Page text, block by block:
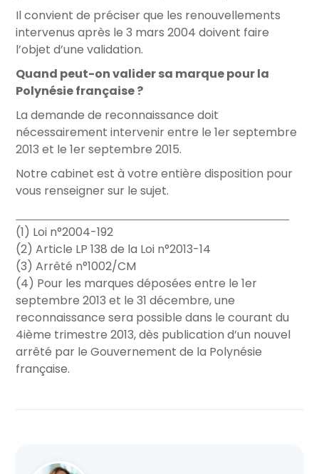
Il convient de préciser que les renouvellements
intervenus après le 3 mars 2004 doivent faire
l’objet d’une validation.
Quand peut-on valider sa marque pour la
Polynésie française ?
La demande de reconnaissance doit
nécessairement intervenir entre le 1er septembre
2013 et le 1er septembre 2015.
Notre cabinet est à votre entière disposition pour
vous renseigner sur le sujet.
(1) Loi n°2004-192
(2) Article LP 138 de la Loi n°2013-14
(3) Arrêté n°1002/CM
(4) Pour les marques déposées entre le 1er
septembre 2013 et le 31 décembre, une
reconnaissance sera possible dans le courant du
4ième trimestre 2013, dès publication d’un nouvel
arrêté par le Gouvernement de la Polynésie
française.